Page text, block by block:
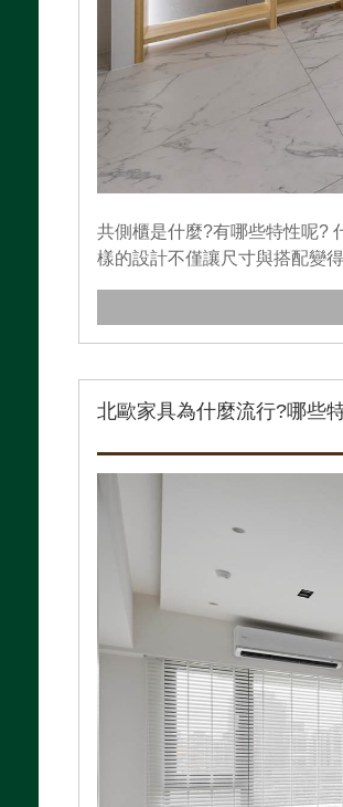
共側櫃是什麼?有哪些特性呢?
樣的設計不僅讓尺寸與搭配變
北歐家具為什麼流行?哪些